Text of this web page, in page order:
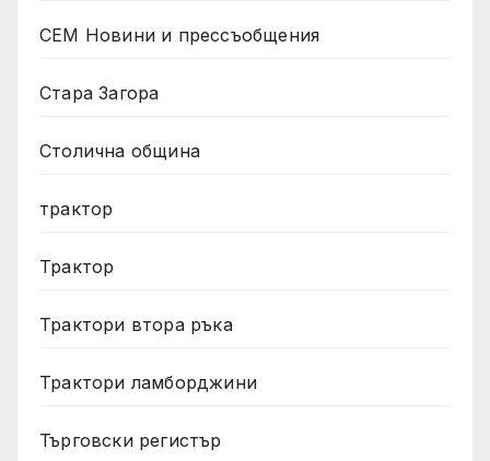
СЕМ Новини и прессъобщения
Стара Загора
Столична община
трактор
Трактор
Трактори втора ръка
Трактори ламборджини
Търговски регистър